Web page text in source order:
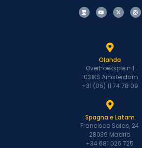
Olanda
Overhoeksplein 1
1031KS Amsterdam
+31 (06) 11 74 78 09
Spagna e Latam
Francisco Salas, 24
28039 Madrid
+34 681 026 725